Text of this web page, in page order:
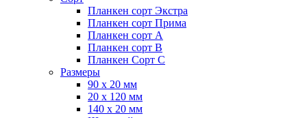
Планкен сорт Экстра
Планкен сорт Прима
Планкен сорт А
Планкен сорт B
Планкен Сорт C
Размеры
90 х 20 мм
20 х 120 мм
140 х 20 мм